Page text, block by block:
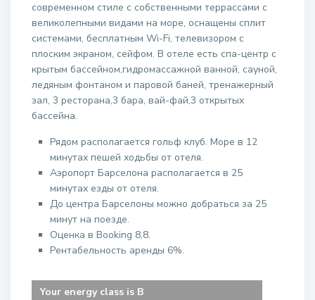
современном стиле с собственными террассами с
великолепными видами на море, оснащены сплит
системами, бесплатным Wi-Fi, телевизором с
плоским экраном, сейфом. В отеле есть спа-центр с
крытым бассейном,гидромассажной ванной, сауной,
ледяным фонтаном и паровой баней, тренажерный
зал, 3 ресторана,3 бара, вай-фай,3 открытых
бассейна.
Рядом располагается гольф клуб. Море в 12
минутах пешей ходьбы от отеля.
Аэропорт Барселона располагается в 25
минутах езды от отеля.
До центра Барселоны можно добраться за 25
минут на поезде.
Оценка в Booking 8,8.
Рентабельность аренды 6%.
Your energy class is B